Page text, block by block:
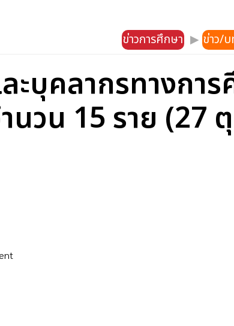
ข่าวการศึกษา ▶ ข่าว/
ะบุคลากรทางกา
นวน 15 ราย (27